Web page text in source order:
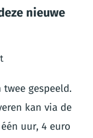
nieuwe
gespeeld.
kan via de
uur, 4 euro